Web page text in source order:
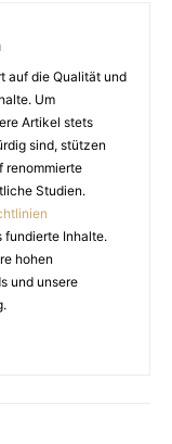
auf die Qualität und
Um
Artikel stets
sind, stützen
renommierte
Studien.
fundierte Inhalte.
hohen
und unsere